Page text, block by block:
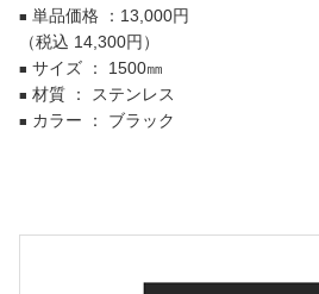
■ 単品価格 ：13,000円
（税込 14,300円）
■ サイズ ： 1500㎜
■ 材質 ： ステンレス
■ カラー ： ブラック